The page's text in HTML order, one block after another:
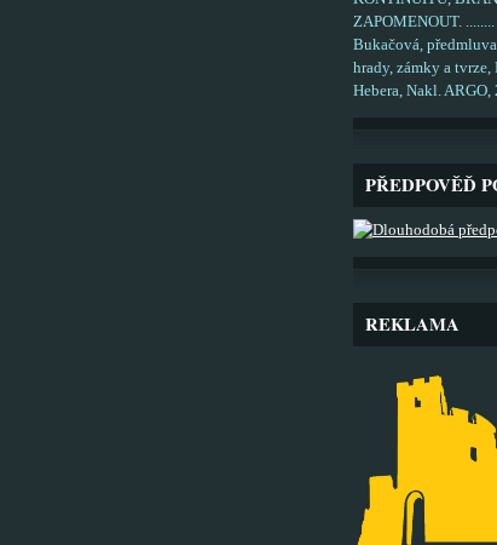
ZAPOMENOUT.
Bukačová,
hrady, zámky a tvrze,
Hebera, Nakl. ARGO,
PŘEDPOVĚĎ
REKLAMA